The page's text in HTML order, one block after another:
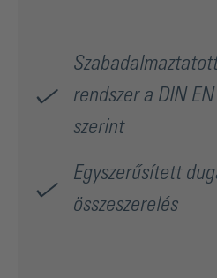
rendszer a DIN
szerint
Egyszerűsített
összeszerelés